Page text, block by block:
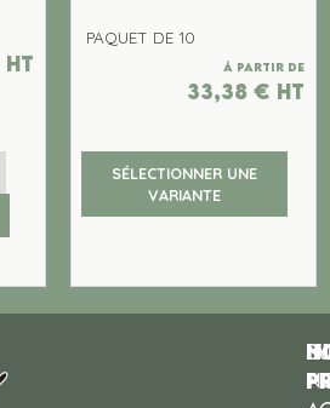
ht
PAQUET DE 10
À partir de
33,38 € ht
SÉLECTIONNER UNE
VARIANTE